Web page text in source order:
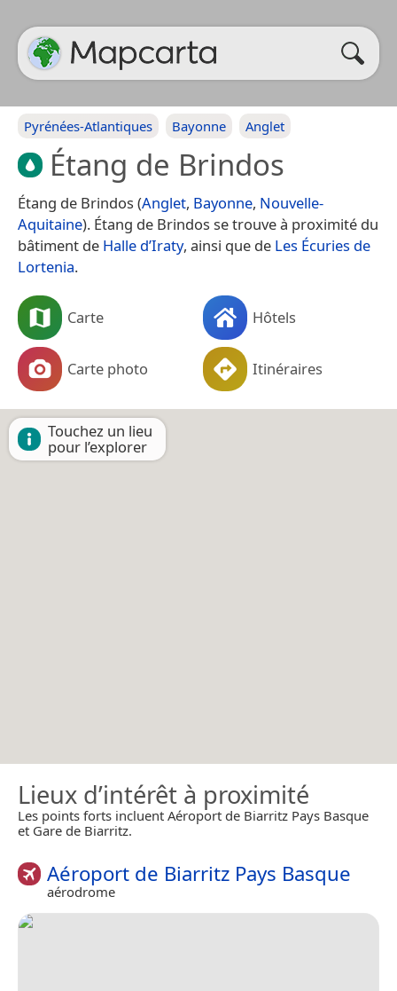
Pyrénées-Atlantiques Bayonne Anglet
Étang de Brindos
Étang de Brindos (Anglet, Bayonne, Nouvelle-
Aquitaine). Étang de Brindos se trouve à proximité du
bâtiment de Halle d’Iraty, ainsi que de Les Écuries de
Lortenia.
Carte Hôtels
Carte photo Itinéraires
Touchez un lieu
pour l’explorer
Lieux d’intérêt à proximité
Les points forts incluent Aéroport de Biarritz Pays Basque
et Gare de Biarritz.
Aéroport de Biarritz Pays Basque
aérodrome